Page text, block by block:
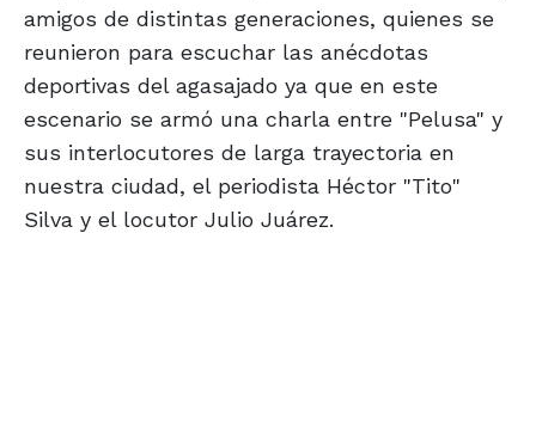
amigos de distintas generaciones, quienes se
reunieron para escuchar las anécdotas
deportivas del agasajado ya que en este
escenario se armó una charla entre "Pelusa" y
sus interlocutores de larga trayectoria en
nuestra ciudad, el periodista Héctor "Tito"
Silva y el locutor Julio Juárez.